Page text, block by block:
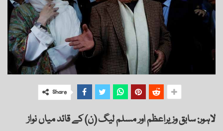
Share
لاہور: سابق وزیراعظم اور مسلم لیگ (ن) کے قائد میاں نواز